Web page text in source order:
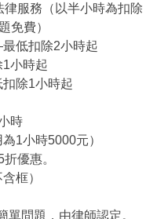
服務（以半小時為扣除
免費）
低扣除2小時起
小時起
除1小時起
時
1小時5000元）
優惠。
框）
問題，由律師認定。